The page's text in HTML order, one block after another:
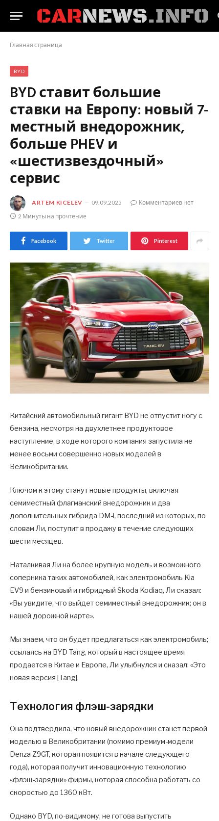
Главная страница
BYD
BYD ставит большие
ставки на Европу: новый 7-
местный внедорожник,
больше PHEV и
«шестизвездочный»
сервис
ARTEM KICELEV 09.09.2025
Комментариев нет
2 Минуты на прочтение
Facebook Twitter Pinterest
Китайский автомобильный гигант BYD не отпустит ногу с
бензина, несмотря на двухлетнее продуктовое
наступление, в ходе которого компания запустила не
менее восьми совершенно новых моделей в
Великобритании.
Ключом к этому станут новые продукты, включая
семиместный флагманский внедорожник и два
дополнительных гибрида DM-i, последний из которых, по
словам Ли, поступит в продажу в течение следующих
шести месяцев.
Наталкивая Ли на более крупную модель и возможного
соперника таких автомобилей, как электромобиль Kia
EV9 и бензиновый и гибридный Skoda Kodiaq, Ли сказал:
«Вы увидите, что выйдет семиместный внедорожник; он в
нашей дорожной карте».
Мы знаем, что он будет предлагаться как электромобиль;
ссылаясь на BYD Tang, который в настоящее время
продается в Китае и Европе, Ли улыбнулся и сказал: «Это
новая версия [Tang].
Технология флэш-зарядки
Она подтвердила, что новый внедорожник станет первой
моделью в Великобритании (помимо премиум-модели
Denza Z9GT, которая появится в начале следующего
года), которая получит инновационную технологию
«флэш-зарядки» фирмы, которая способна работать со
скоростью до 1360 кВт.
Однако BYD, по-видимому, не готова выпустить